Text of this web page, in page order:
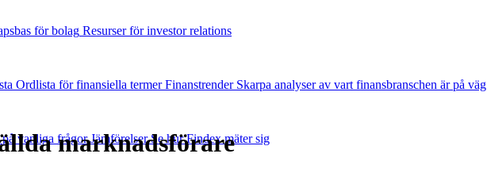
för bolag Resurser för investor relations
Ordlista för finansiella termer Finanstrender Skarpa analyser av vart finansbranschen är på väg
på vanliga frågor Jämförelser Se hur Findex mäter sig
marknadsförare